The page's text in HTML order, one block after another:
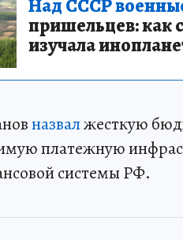
Над СССР
пришельцев: как
изучала
назвалжесткую
платежную
системы РФ.